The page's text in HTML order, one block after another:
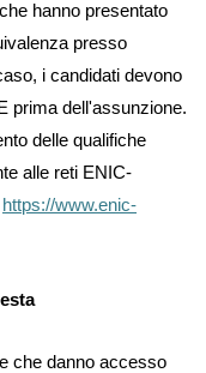
hanno presentato
presso
i candidati devono
prima dell'assunzione.
delle qualifiche
alle reti ENIC-
https://www.enic-
che danno accesso